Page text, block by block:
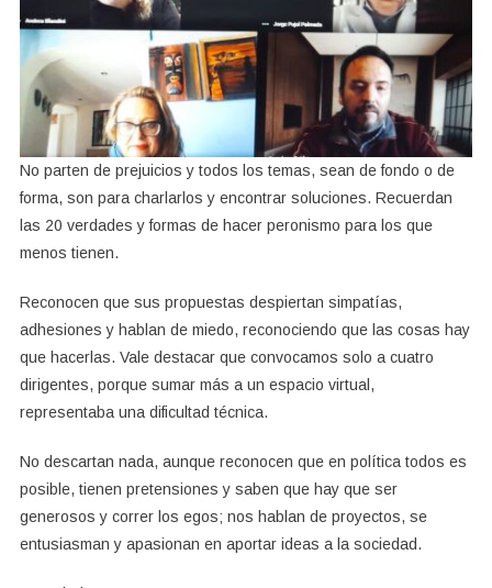
No parten de prejuicios y todos los temas, sean de fondo o de
forma, son para charlarlos y encontrar soluciones. Recuerdan
las 20 verdades y formas de hacer peronismo para los que
menos tienen.
Reconocen que sus propuestas despiertan simpatías,
adhesiones y hablan de miedo, reconociendo que las cosas hay
que hacerlas. Vale destacar que convocamos solo a cuatro
dirigentes, porque sumar más a un espacio virtual,
representaba una dificultad técnica.
No descartan nada, aunque reconocen que en política todos es
posible, tienen pretensiones y saben que hay que ser
generosos y correr los egos; nos hablan de proyectos, se
entusiasman y apasionan en aportar ideas a la sociedad.